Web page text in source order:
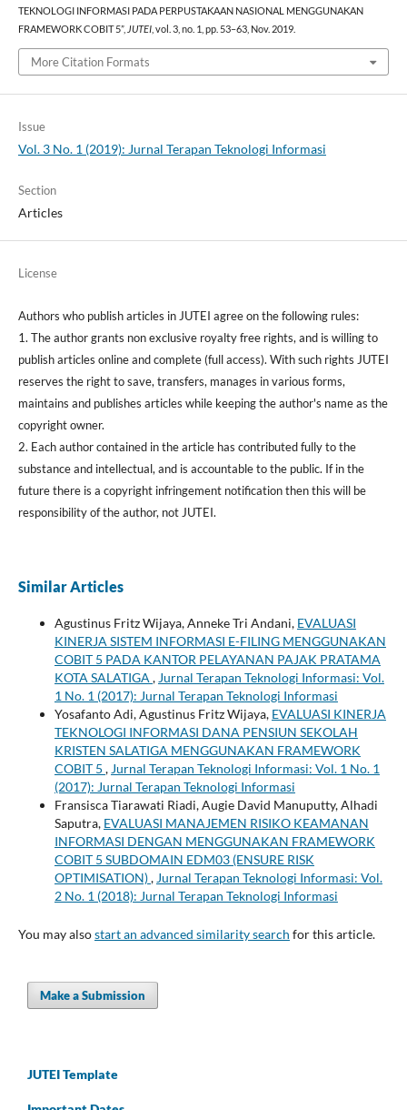
TEKNOLOGI INFORMASI PADA PERPUSTAKAAN NASIONAL MENGGUNAKAN
FRAMEWORK COBIT 5”, JUTEI, vol. 3, no. 1, pp. 53–63, Nov. 2019.
More Citation Formats
Issue
Vol. 3 No. 1 (2019): Jurnal Terapan Teknologi Informasi
Section
Articles
License
Authors who publish articles in JUTEI agree on the following rules:
1. The author grants non exclusive royalty free rights, and is willing to
publish articles online and complete (full access). With such rights JUTEI
reserves the right to save, transfers, manages in various forms,
maintains and publishes articles while keeping the author's name as the
copyright owner.
2. Each author contained in the article has contributed fully to the
substance and intellectual, and is accountable to the public. If in the
future there is a copyright infringement notification then this will be
responsibility of the author, not JUTEI.
Similar Articles
Agustinus Fritz Wijaya, Anneke Tri Andani, EVALUASI
KINERJA SISTEM INFORMASI E-FILING MENGGUNAKAN
COBIT 5 PADA KANTOR PELAYANAN PAJAK PRATAMA
KOTA SALATIGA , Jurnal Terapan Teknologi Informasi: Vol.
1 No. 1 (2017): Jurnal Terapan Teknologi Informasi
Yosafanto Adi, Agustinus Fritz Wijaya, EVALUASI KINERJA
TEKNOLOGI INFORMASI DANA PENSIUN SEKOLAH
KRISTEN SALATIGA MENGGUNAKAN FRAMEWORK
COBIT 5 , Jurnal Terapan Teknologi Informasi: Vol. 1 No. 1
(2017): Jurnal Terapan Teknologi Informasi
Fransisca Tiarawati Riadi, Augie David Manuputty, Alhadi
Saputra, EVALUASI MANAJEMEN RISIKO KEAMANAN
INFORMASI DENGAN MENGGUNAKAN FRAMEWORK
COBIT 5 SUBDOMAIN EDM03 (ENSURE RISK
OPTIMISATION), Jurnal Terapan Teknologi Informasi: Vol.
2 No. 1 (2018): Jurnal Terapan Teknologi Informasi
You may alsostart an advanced similarity search for this article.
Make a Submission
JUTEI Template